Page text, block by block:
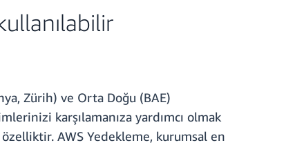
Zürih) ve Orta Doğu (BAE)
karşılamanıza yardımcı olmak
AWS Yedekleme, kurumsal en